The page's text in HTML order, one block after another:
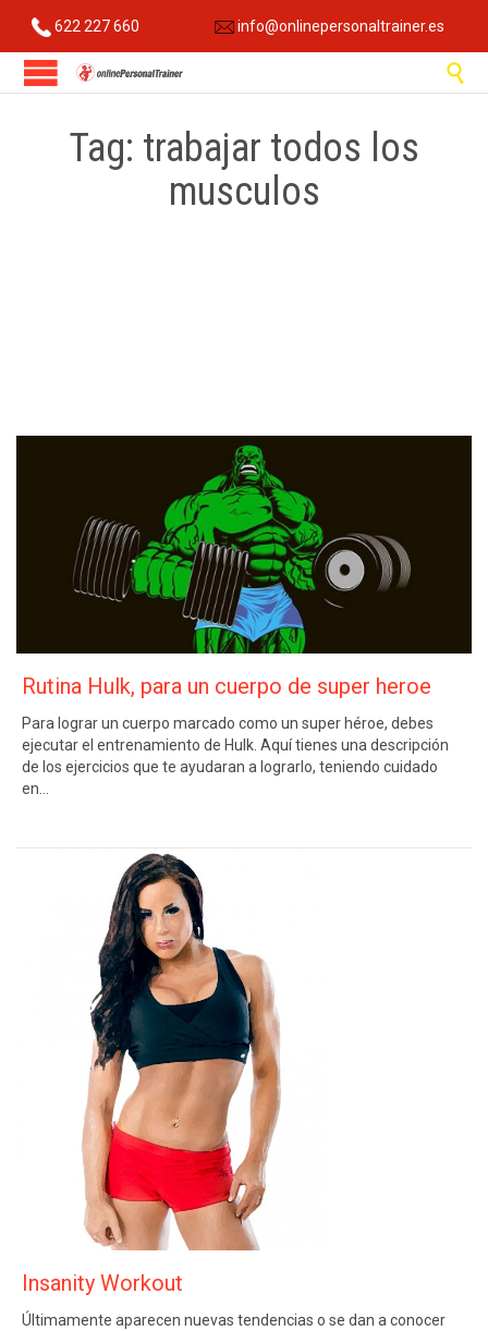
622 227 660 info@onlinepersonaltrainer.es

Tag: trabajar todos los
musculos
Rutina Hulk, para un cuerpo de super heroe
Para lograr un cuerpo marcado como un super héroe, debes
ejecutar el entrenamiento de Hulk. Aquí tienes una descripción
de los ejercicios que te ayudaran a lograrlo, teniendo cuidado
en…
Insanity Workout
Últimamente aparecen nuevas tendencias o se dan a conocer